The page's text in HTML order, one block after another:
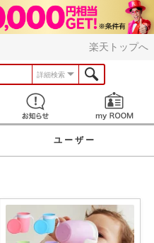
楽天トップへ
詳細検索
見つける お知らせ
ユーザー